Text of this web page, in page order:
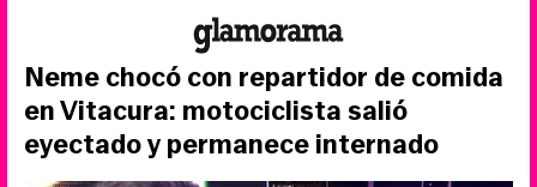
Neme chocó con repartidor de comida
en Vitacura: motociclista salió
eyectado y permanece internado